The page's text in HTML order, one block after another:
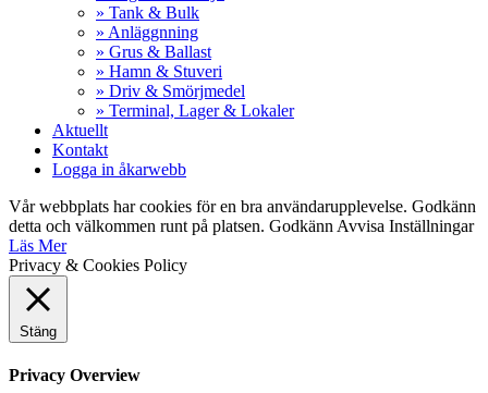
» Tank & Bulk
» Anläggnning
» Grus & Ballast
» Hamn & Stuveri
» Driv & Smörjmedel
» Terminal, Lager & Lokaler
Aktuellt
Kontakt
Logga in åkarwebb
Vår webbplats har cookies för en bra användarupplevelse. Godkänn
detta och välkommen runt på platsen. Godkänn Avvisa Inställningar
Läs Mer
Privacy & Cookies Policy
Stäng
Privacy Overview